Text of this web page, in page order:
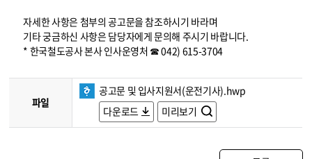
자세한 사항은 첨부의 공고문을 참조하시기 바라며
기타 궁금하신 사항은 담당자에게 문의해 주시기 바랍니다.
* 한국철도공사 본사 인사운영처 ☎ 042) 615-3704
파일
공고문 및 입사지원서(운전기사).hwp
다운로드
미리보기